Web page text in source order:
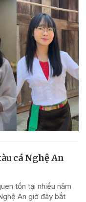
cá Nghệ An
tồn tại nhiều năm
An giờ đây bắt